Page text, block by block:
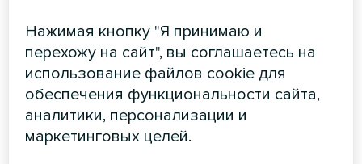
способны как вписаться в любой интерьер, так и
быть максимально незаметными
Мощность охлаждения:0.70 ... 2.90 кВт
Мощность обогрева:0.96 ... 3.78 кВт
ЧИТАТЬ ДАЛЕЕ
Нажимая кнопку "Я принимаю и
перехожу на сайт", вы соглашаетесь на
использование файлов cookie для
обеспечения функциональности сайта,
аналитики, персонализации и
маркетинговых целей.